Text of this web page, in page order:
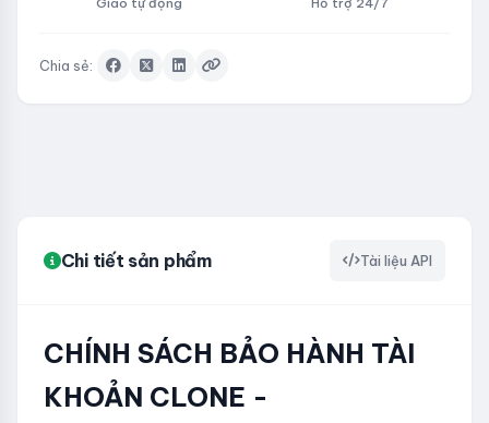
Chia sẻ:
Chi tiết sản phẩm Tài liệu API
CHÍNH SÁCH BẢO HÀNH TÀI
KHOẢN CLONE -